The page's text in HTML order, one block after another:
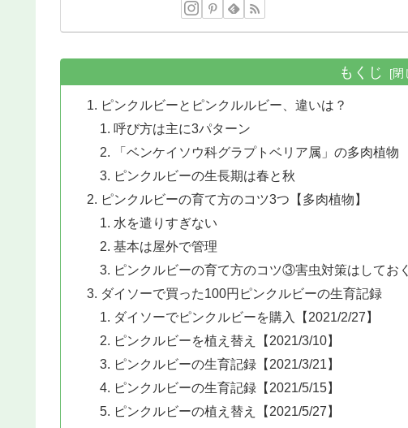
もくじ
ピンクルビーとピンクルルビー、違いは？
呼び方は主に3パターン
「ベンケイソウ科グラプトベリア属」の多肉植物
ピンクルビーの生長期は春と秋
ピンクルビーの育て方のコツ3つ【多肉植物】
水を遣りすぎない
基本は屋外で管理
ピンクルビーの育て方のコツ③害虫対策はしておく
ダイソーで買った100円ピンクルビーの生育記録
ダイソーでピンクルビーを購入【2021/2/27】
ピンクルビーを植え替え【2021/3/10】
ピンクルビーの生育記録【2021/3/21】
ピンクルビーの生育記録【2021/5/15】
ピンクルビーの植え替え【2021/5/27】